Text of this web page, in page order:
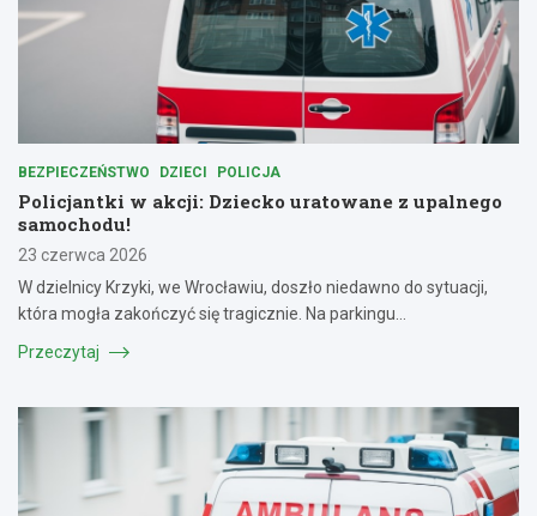
BEZPIECZEŃSTWO DZIECI POLICJA
Policjantki w akcji: Dziecko uratowane z upalnego
samochodu!
23 czerwca 2026
W dzielnicy Krzyki, we Wrocławiu, doszło niedawno do sytuacji,
która mogła zakończyć się tragicznie. Na parkingu…
Przeczytaj